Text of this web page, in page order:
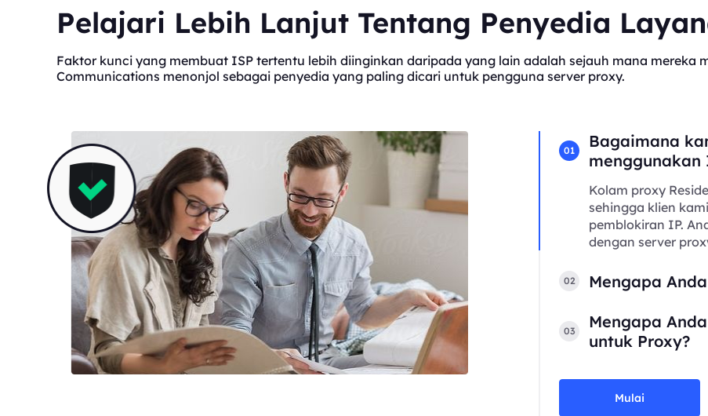
Pelajari Lebih Lanjut Tentang Penyedia
Faktor kunci yang membuat ISP tertentu lebih diinginkan daripada yang lain adalah sejauh mana mereka
Communications menonjol sebagai penyedia yang paling dicari untuk pengguna server proxy.
01
Bagaimana
menggunakan
Kolam proxy
sehingga klien
pemblokiran IP.
dengan server
02 Mengapa
03
Mengapa
untuk Proxy?
Mulai